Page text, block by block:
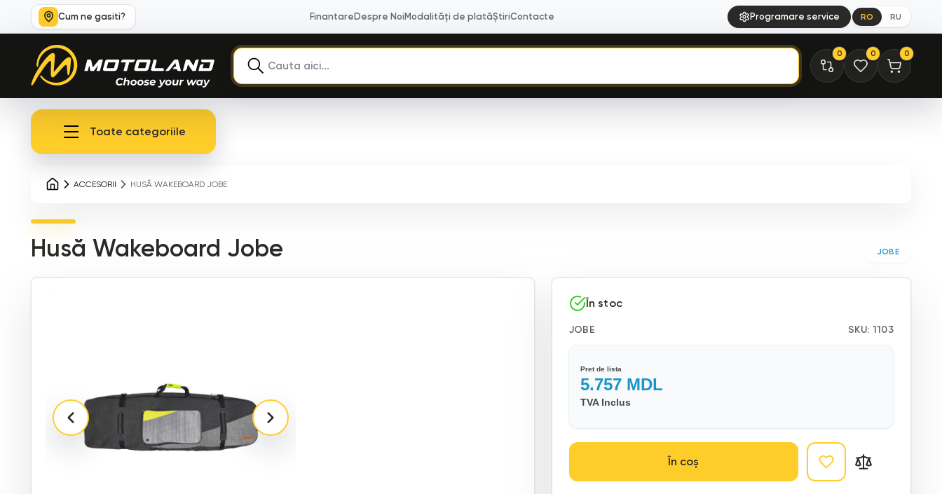
Cum ne gasiti? Finantare Despre Noi Modalități de platăȘtiriContacte Programare service RO RU
0 0 0
Toate categoriile
ACCESORII HUSĂ WAKEBOARD JOBE
Husă Wakeboard Jobe JOBE
În stoc
JOBE SKU: 1103
Pret de lista
5.757MDL
TVA Inclus
În coș